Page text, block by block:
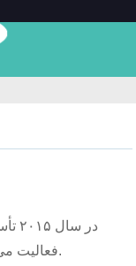
نام‌های YM (2003) و TOWA (2014) فعالیت می‌کرد.